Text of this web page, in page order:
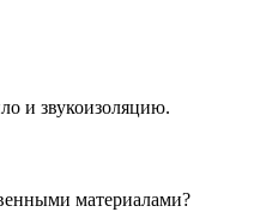
и звукоизоляцию.
материалами?